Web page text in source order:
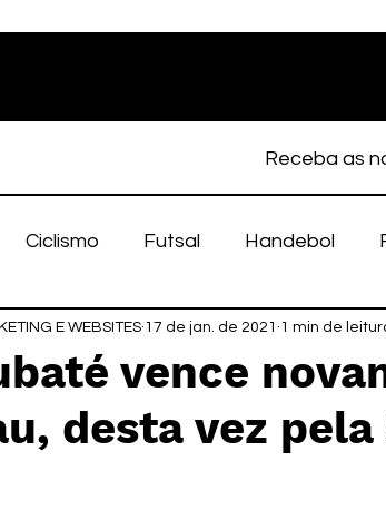
Receba as
Ciclismo Futsal Handebol
Feminino Atletismo EC
Taubaté Fut7 Rugby
vence
desta vez
E WEBSITES 17 de jan. de 2021 1 min de